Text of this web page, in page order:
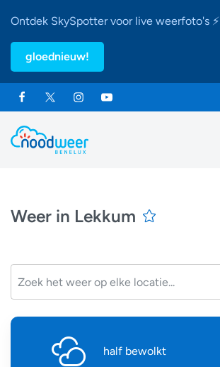
Ontdek SkySpotter voor live weerfoto's ⚡
gloednieuw!
Weer in Lekkum
half bewolkt